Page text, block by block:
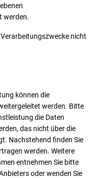
werden.
nicht
können die
werden. Bitte
die Daten
das nicht über die
Nachstehend finden Sie
werden. Weitere
entnehmen Sie bitte
oder wenden Sie